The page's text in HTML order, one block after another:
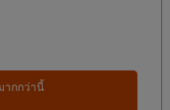
ากกว่านี้